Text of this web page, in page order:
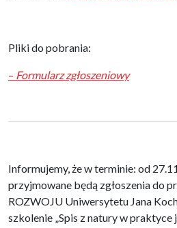
Pliki do pobrania:
– Formularz zgłoszeniowy
Informujemy, że w terminie: od
przyjmowane będą zgłoszenia do
ROZWOJU Uniwersytetu Jana
szkolenie „Spis z natury w